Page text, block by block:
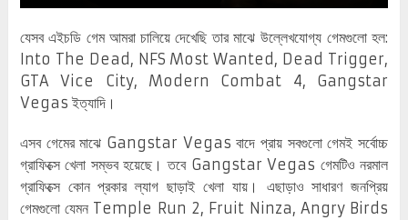
যেসব এইচডি গেম আমরা চালিয়ে দেখেছি তার মাঝে উল্লেখযোগ্য গেমগুলো হল:
Into The Dead, NFS Most Wanted, Dead Trigger,
GTA Vice City, Modern Combat 4, Gangstar
Vegas ইত্যাদি।
এসব গেমের মাঝে Gangstar Vegas বাদে প্রায় সবগুলো গেমই সর্বোচ্চ
গ্রাফিক্সে খেলা সম্ভব হয়েছে। তবে Gangstar Vegas গেমটিও নরমাল
গ্রাফিক্সে কোন প্রকার ল্যাগ ছাড়াই খেলা যায়। এছাড়াও সাধারণ জনপ্রিয়
গেমগুলো যেমন Temple Run 2, Fruit Ninza, Angry Birds